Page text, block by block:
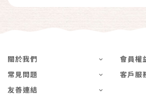
關於我們
會員權
常見問題
客戶服
友善連結